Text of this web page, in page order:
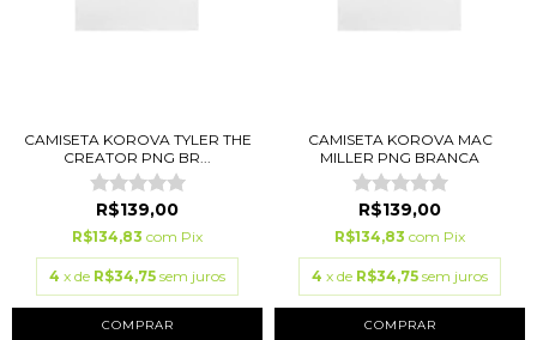
CAMISETA KOROVA TYLER THE
CREATOR PNG BR...
R$139,00
R$134,83 com Pix
4 x de R$34,75 sem juros
COMPRAR
CAMISETA KOROVA MAC
MILLER PNG BRANCA
R$139,00
R$134,83 com Pix
4 x de R$34,75 sem juros
COMPRAR